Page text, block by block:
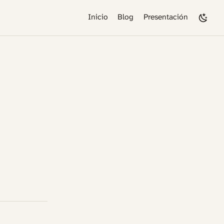
Inicio Blog Presentación